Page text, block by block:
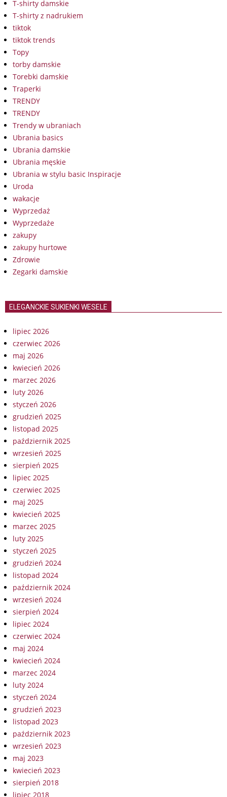
T-shirty damskie
T-shirty z nadrukiem
tiktok
tiktok trends
Topy
torby damskie
Torebki damskie
Traperki
TRENDY
TRENDY
Trendy w ubraniach
Ubrania basics
Ubrania damskie
Ubrania męskie
Ubrania w stylu basic Inspiracje
Uroda
wakacje
Wyprzedaż
Wyprzedaże
zakupy
zakupy hurtowe
Zdrowie
Zegarki damskie
ELEGANCKIE SUKIENKI WESELE
lipiec 2026
czerwiec 2026
maj 2026
kwiecień 2026
marzec 2026
luty 2026
styczeń 2026
grudzień 2025
listopad 2025
październik 2025
wrzesień 2025
sierpień 2025
lipiec 2025
czerwiec 2025
maj 2025
kwiecień 2025
marzec 2025
luty 2025
styczeń 2025
grudzień 2024
listopad 2024
październik 2024
wrzesień 2024
sierpień 2024
lipiec 2024
czerwiec 2024
maj 2024
kwiecień 2024
marzec 2024
luty 2024
styczeń 2024
grudzień 2023
listopad 2023
październik 2023
wrzesień 2023
maj 2023
kwiecień 2023
sierpień 2018
lipiec 2018